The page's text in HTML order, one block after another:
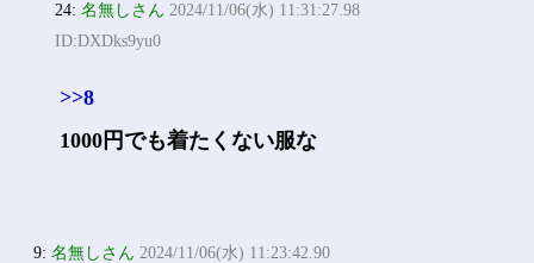
24:名無しさん 2024/11/06(水) 11:31:27.98
ID:DXDks9yu0
>>8
1000円でも着たくない服な
9:名無しさん 2024/11/06(水) 11:23:42.90